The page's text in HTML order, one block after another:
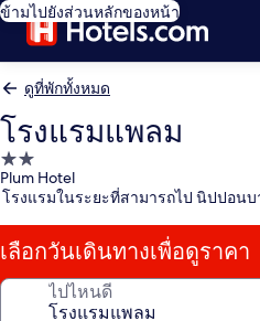
ข้ามไปยังส่วนหลักของหน้า
ดูที่พักทั้งหมด
โรงแรมแพลม
ที่พัก
2.0
Plum Hotel
โรงแรมในระยะที่สามารถไป นิปปอน
เลือกวันเดินทางเพื่อดูราคา
ไปไหนดี